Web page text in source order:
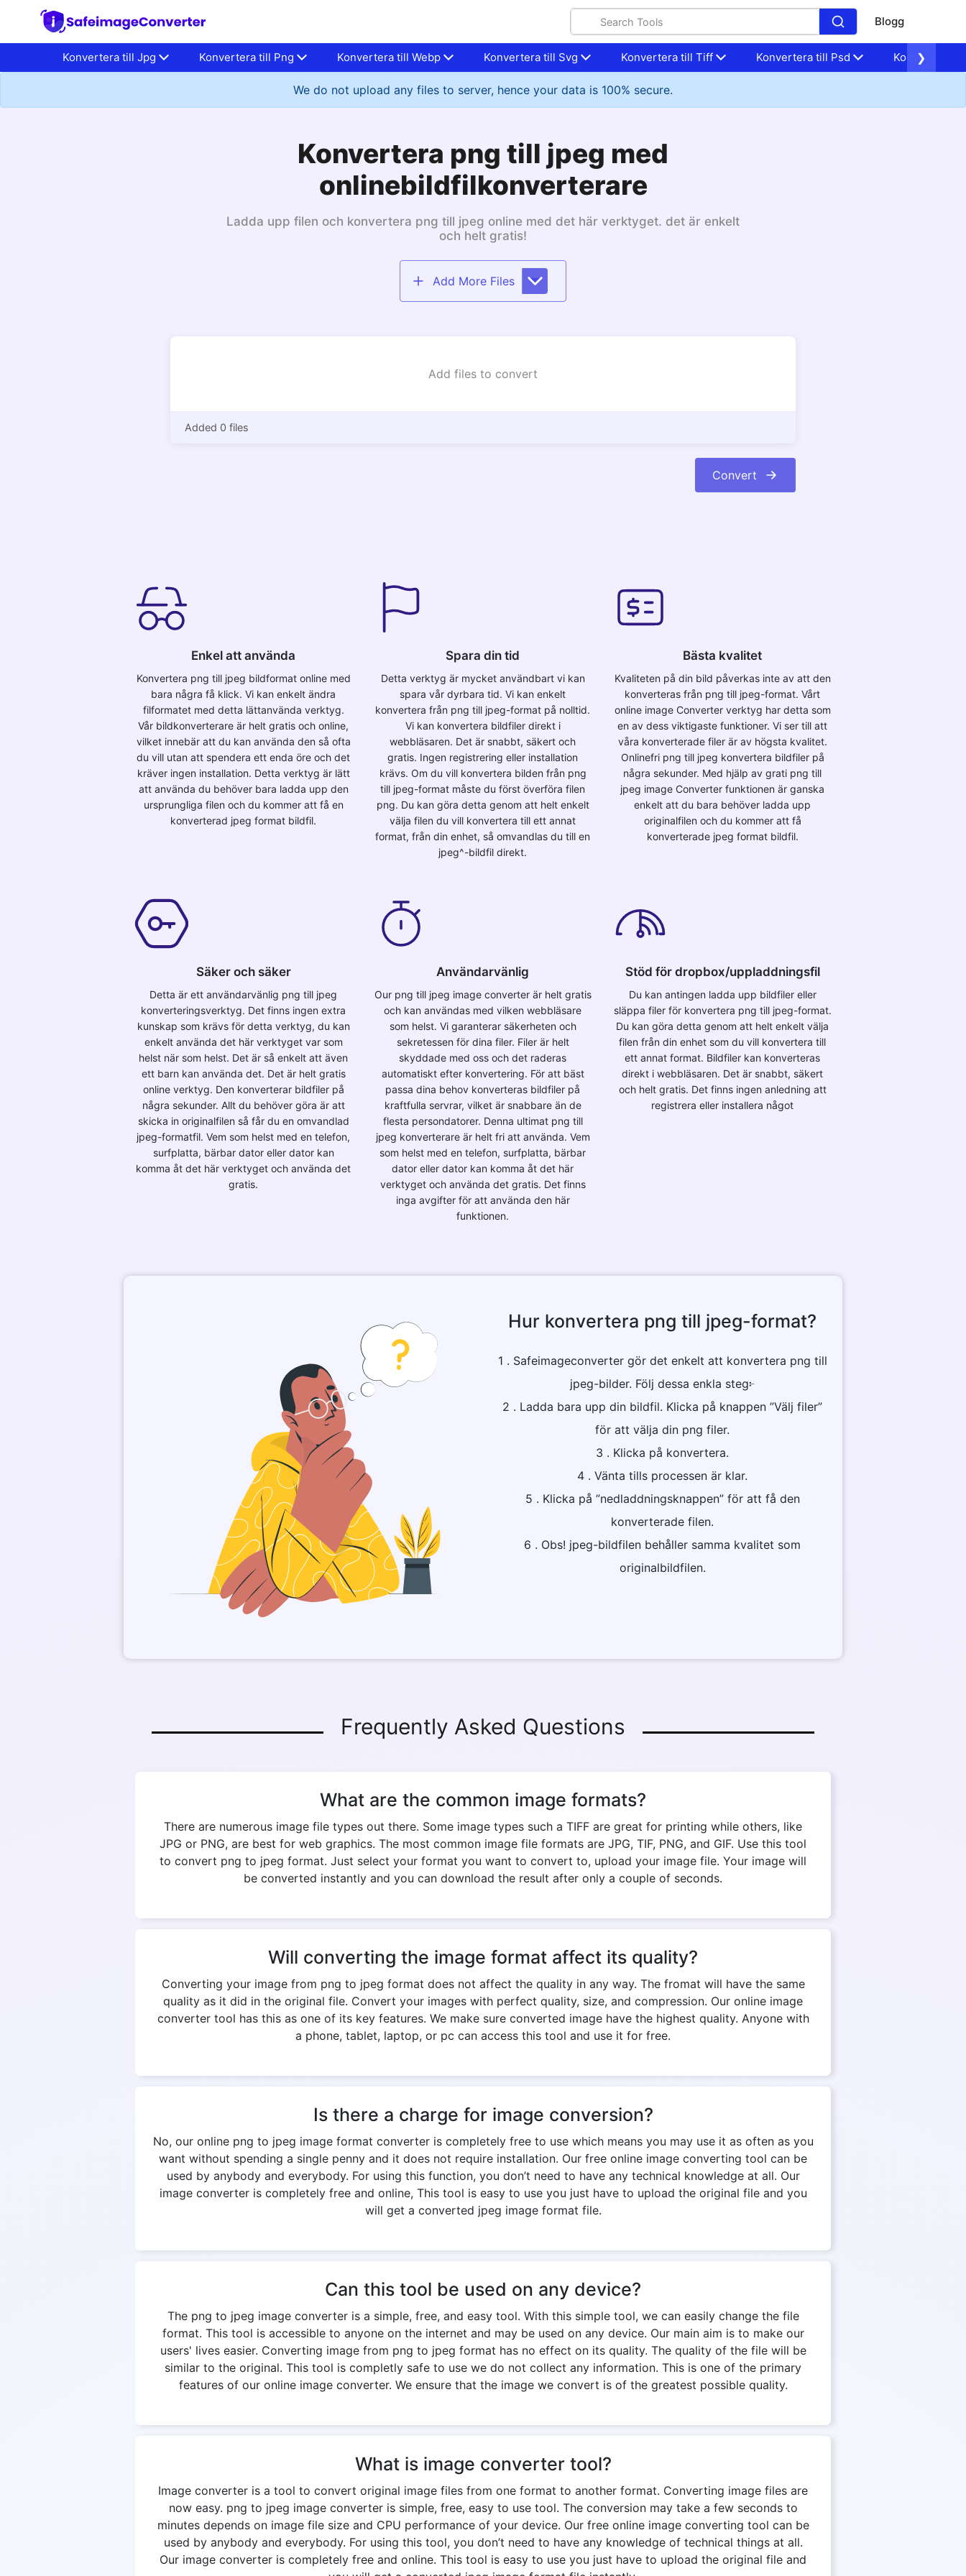
Blogg
Konvertera till Jpg Konvertera till Png Konvertera till Webp Konvertera till Svg Konvertera till Tiff Konvertera till Psd Konvertera
❯
We do not upload any files to server, hence your data is 100% secure.
Konvertera png till jpeg med
onlinebildfilkonverterare
Ladda upp filen och konvertera png till jpeg online med det här verktyget. det är enkelt
och helt gratis!
Add More Files
Add files to convert
Added 0 files
Convert
Enkel att använda
Konvertera png till jpeg bildformat online med
bara några få klick. Vi kan enkelt ändra
filformatet med detta lättanvända verktyg.
Vår bildkonverterare är helt gratis och online,
vilket innebär att du kan använda den så ofta
du vill utan att spendera ett enda öre och det
kräver ingen installation. Detta verktyg är lätt
att använda du behöver bara ladda upp den
ursprungliga filen och du kommer att få en
konverterad jpeg format bildfil.
Spara din tid
Detta verktyg är mycket användbart vi kan
spara vår dyrbara tid. Vi kan enkelt
konvertera från png till jpeg-format på nolltid.
Vi kan konvertera bildfiler direkt i
webbläsaren. Det är snabbt, säkert och
gratis. Ingen registrering eller installation
krävs. Om du vill konvertera bilden från png
till jpeg-format måste du först överföra filen
png. Du kan göra detta genom att helt enkelt
välja filen du vill konvertera till ett annat
format, från din enhet, så omvandlas du till en
jpeg^-bildfil direkt.
Bästa kvalitet
Kvaliteten på din bild påverkas inte av att den
konverteras från png till jpeg-format. Vårt
online image Converter verktyg har detta som
en av dess viktigaste funktioner. Vi ser till att
våra konverterade filer är av högsta kvalitet.
Onlinefri png till jpeg konvertera bildfiler på
några sekunder. Med hjälp av grati png till
jpeg image Converter funktionen är ganska
enkelt att du bara behöver ladda upp
originalfilen och du kommer att få
konverterade jpeg format bildfil.
Säker och säker
Detta är ett användarvänlig png till jpeg
konverteringsverktyg. Det finns ingen extra
kunskap som krävs för detta verktyg, du kan
enkelt använda det här verktyget var som
helst när som helst. Det är så enkelt att även
ett barn kan använda det. Det är helt gratis
online verktyg. Den konverterar bildfiler på
några sekunder. Allt du behöver göra är att
skicka in originalfilen så får du en omvandlad
jpeg-formatfil. Vem som helst med en telefon,
surfplatta, bärbar dator eller dator kan
komma åt det här verktyget och använda det
gratis.
Användarvänlig
Our png till jpeg image converter är helt gratis
och kan användas med vilken webbläsare
som helst. Vi garanterar säkerheten och
sekretessen för dina filer. Filer är helt
skyddade med oss och det raderas
automatiskt efter konvertering. För att bäst
passa dina behov konverteras bildfiler på
kraftfulla servrar, vilket är snabbare än de
flesta persondatorer. Denna ultimat png till
jpeg konverterare är helt fri att använda. Vem
som helst med en telefon, surfplatta, bärbar
dator eller dator kan komma åt det här
verktyget och använda det gratis. Det finns
inga avgifter för att använda den här
funktionen.
Stöd för dropbox/uppladdningsfil
Du kan antingen ladda upp bildfiler eller
släppa filer för konvertera png till jpeg-format.
Du kan göra detta genom att helt enkelt välja
filen från din enhet som du vill konvertera till
ett annat format. Bildfiler kan konverteras
direkt i webbläsaren. Det är snabbt, säkert
och helt gratis. Det finns ingen anledning att
registrera eller installera något
Hur konvertera png till jpeg-format?
1 . Safeimageconverter gör det enkelt att konvertera png till
jpeg-bilder. Följ dessa enkla steg፦
2 . Ladda bara upp din bildfil. Klicka på knappen ”Välj filer”
för att välja din png filer.
3 . Klicka på konvertera.
4 . Vänta tills processen är klar.
5 . Klicka på ”nedladdningsknappen” för att få den
konverterade filen.
6 . Obs! jpeg-bildfilen behåller samma kvalitet som
originalbildfilen.
Frequently Asked Questions
What are the common image formats?
There are numerous image file types out there. Some image types such a TIFF are great for printing while others, like
JPG or PNG, are best for web graphics. The most common image file formats are JPG, TIF, PNG, and GIF. Use this tool
to convert png to jpeg format. Just select your format you want to convert to, upload your image file. Your image will
be converted instantly and you can download the result after only a couple of seconds.
Will converting the image format affect its quality?
Converting your image from png to jpeg format does not affect the quality in any way. The fromat will have the same
quality as it did in the original file. Convert your images with perfect quality, size, and compression. Our online image
converter tool has this as one of its key features. We make sure converted image have the highest quality. Anyone with
a phone, tablet, laptop, or pc can access this tool and use it for free.
Is there a charge for image conversion?
No, our online png to jpeg image format converter is completely free to use which means you may use it as often as you
want without spending a single penny and it does not require installation. Our free online image converting tool can be
used by anybody and everybody. For using this function, you don’t need to have any technical knowledge at all. Our
image converter is completely free and online, This tool is easy to use you just have to upload the original file and you
will get a converted jpeg image format file.
Can this tool be used on any device?
The png to jpeg image converter is a simple, free, and easy tool. With this simple tool, we can easily change the file
format. This tool is accessible to anyone on the internet and may be used on any device. Our main aim is to make our
users' lives easier. Converting image from png to jpeg format has no effect on its quality. The quality of the file will be
similar to the original. This tool is completly safe to use we do not collect any information. This is one of the primary
features of our online image converter. We ensure that the image we convert is of the greatest possible quality.
What is image converter tool?
Image converter is a tool to convert original image files from one format to another format. Converting image files are
now easy. png to jpeg image converter is simple, free, easy to use tool. The conversion may take a few seconds to
minutes depends on image file size and CPU performance of your device. Our free online image converting tool can be
used by anybody and everybody. For using this tool, you don’t need to have any knowledge of technical things at all.
Our image converter is completely free and online. This tool is easy to use you just have to upload the original file and